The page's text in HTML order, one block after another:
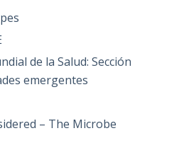
de la Salud: Sección
emergentes
– The Microbe